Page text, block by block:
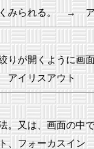
みられる。 → ア
が開くように画
イリスアウト
又は、画面の中
フォーカスイン